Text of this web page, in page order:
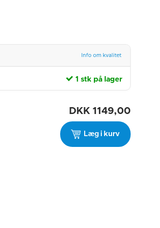
Info om kvalitet
1 stk på lager
DKK 1149,00
Læg i kurv